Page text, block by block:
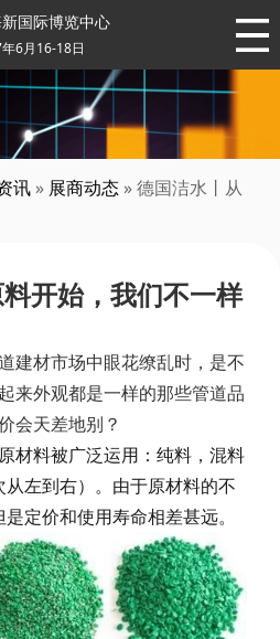
国际博览中心
6月16-18日
讯 » 展商动态 » 德国洁水丨从
开始，我们不一样
建材市场中眼花缭乱时，是不
来外观都是一样的那些管道品
会天差地别？
材料被广泛运用：纯料，混料
左到右）。由于原材料的不
定价和使用寿命相差甚远。